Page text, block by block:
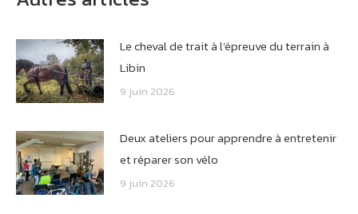
Le cheval de trait à l’épreuve du terrain à
Libin
9 juin 2026
Deux ateliers pour apprendre à entretenir
et réparer son vélo
9 juin 2026